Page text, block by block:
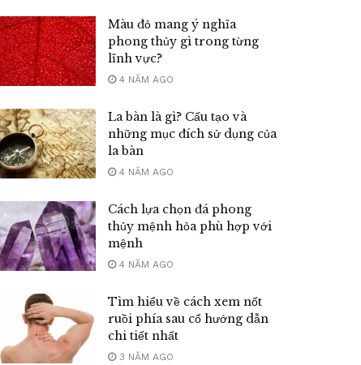
Màu đỏ mang ý nghĩa
phong thủy gì trong từng
lĩnh vực?
4 NĂM AGO
La bàn là gì? Cấu tạo và
những mục đích sử dụng của
la bàn
4 NĂM AGO
Cách lựa chọn đá phong
thủy mệnh hỏa phù hợp với
mệnh
4 NĂM AGO
Tìm hiểu về cách xem nốt
ruồi phía sau cổ hướng dẫn
chi tiết nhất
3 NĂM AGO